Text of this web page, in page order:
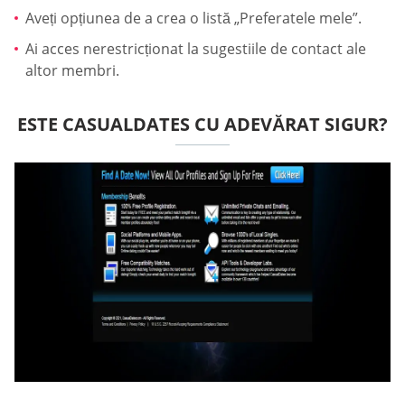
Aveți opțiunea de a crea o listă „Preferatele mele”.
Ai acces nerestricționat la sugestiile de contact ale
altor membri.
ESTE СASUALDATES CU ADEVĂRAT SIGUR?